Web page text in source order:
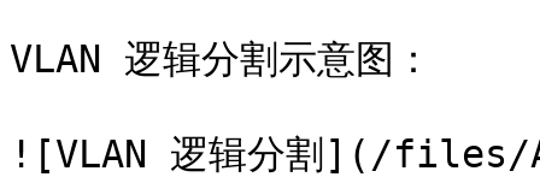
VLAN 逻辑分割示意图：
![VLAN 逻辑分割](/files/